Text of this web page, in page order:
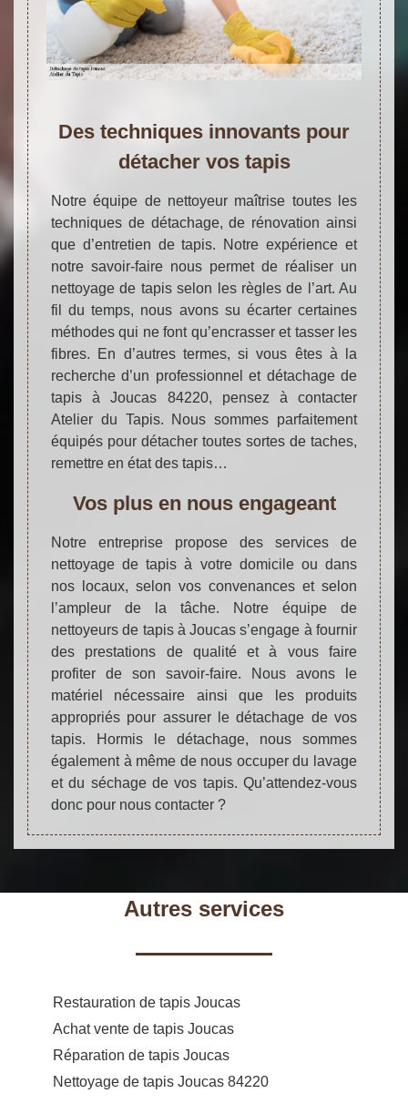
Des techniques innovants pour
détacher vos tapis
Notre équipe de nettoyeur maîtrise toutes les
techniques de détachage, de rénovation ainsi
que d’entretien de tapis. Notre expérience et
notre savoir-faire nous permet de réaliser un
nettoyage de tapis selon les règles de l’art. Au
fil du temps, nous avons su écarter certaines
méthodes qui ne font qu’encrasser et tasser les
fibres. En d’autres termes, si vous êtes à la
recherche d’un professionnel et détachage de
tapis à Joucas 84220, pensez à contacter
Atelier du Tapis. Nous sommes parfaitement
équipés pour détacher toutes sortes de taches,
remettre en état des tapis…
Vos plus en nous engageant
Notre entreprise propose des services de
nettoyage de tapis à votre domicile ou dans
nos locaux, selon vos convenances et selon
l’ampleur de la tâche. Notre équipe de
nettoyeurs de tapis à Joucas s’engage à fournir
des prestations de qualité et à vous faire
profiter de son savoir-faire. Nous avons le
matériel nécessaire ainsi que les produits
appropriés pour assurer le détachage de vos
tapis. Hormis le détachage, nous sommes
également à même de nous occuper du lavage
et du séchage de vos tapis. Qu’attendez-vous
donc pour nous contacter ?
Autres services
Restauration de tapis Joucas
Achat vente de tapis Joucas
Réparation de tapis Joucas
Nettoyage de tapis Joucas 84220